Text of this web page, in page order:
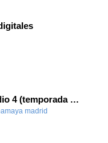
Onda Amaya. Episodio 4 (temporada 2): "La Capitana"
madrid